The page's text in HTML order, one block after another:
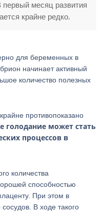
месяц развития
крайне редко.
для беременных в
начинает активный
количество полезных
противопоказано
голодание может стать
процессов в
количества
способностью
При этом в
В ходе такого